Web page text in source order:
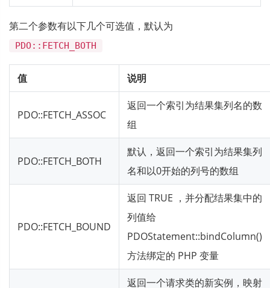
第二个参数有以下几个可选值，默认为
PDO::FETCH_BOTH
值 说明
PDO::FETCH_ASSOC
返回一个索引为结果集列名的数
组
PDO::FETCH_BOTH
默认，返回一个索引为结果集列
名和以0开始的列号的数组
PDO::FETCH_BOUND
返回 TRUE ，并分配结果集中的
列值给
PDOStatement::bindColumn()
方法绑定的 PHP 变量
返回一个请求类的新实例，映射